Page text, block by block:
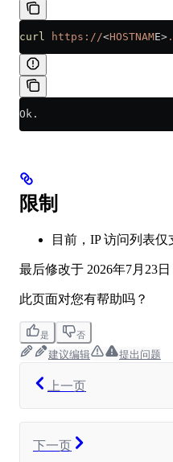
curl https://<HOSTNAME>
Ok.
限制
目前，IP 访问列表仅
最后修改于 2026年7月23日
此页面对您有帮助吗？
是 否
建议编辑 提出问题
上一页
下一页